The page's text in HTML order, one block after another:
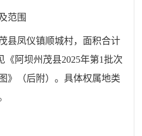
范围
县凤仪镇顺城村， 面积合计
《 阿坝州 茂县2025年第1批次
》（后附）。具体权属地类